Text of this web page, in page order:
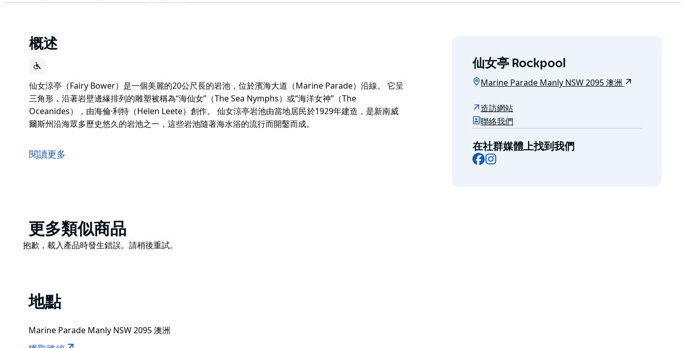
概述
仙女涼亭（Fairy Bower）是一個美麗的20公尺長的岩池，位於濱海大道（Marine Parade）沿線。 它呈
三角形，沿著岩壁邊緣排列的雕塑被稱為“海仙女”（The Sea Nymphs）或“海洋女神”（The
Oceanides），由海倫·利特（Helen Leete）創作。 仙女涼亭岩池由當地居民於1929年建造，是新南威
爾斯州沿海眾多歷史悠久的岩池之一，這些岩池隨著海水浴的流行而開鑿而成。
它呈三角形，沿著岩壁邊緣排列的雕塑被稱為“海仙女”（The Sea Nymphs）或“海洋女神”（The
閱讀更多
仙女亭 Rockpool
Marine Parade Manly NSW 2095 澳洲
造訪網站
聯絡我們
在社群媒體上找到我們
Facebook
Product
List
更多類似商品
Product
抱歉，載入產品時發生錯誤。請稍後重試。
地點
Marine Parade Manly NSW 2095 澳洲